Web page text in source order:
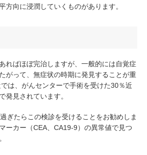
方向に浸潤していくものがあります。
ればほぼ完治しますが、一般的には自覚症
がって、無症状の時期に発見することが重
は、がんセンターで手術を受けた30％近
発見されています。
ぎたらこの検診を受けることをお勧めしま
ーカー（CEA、CA19-9）の異常値で見つ